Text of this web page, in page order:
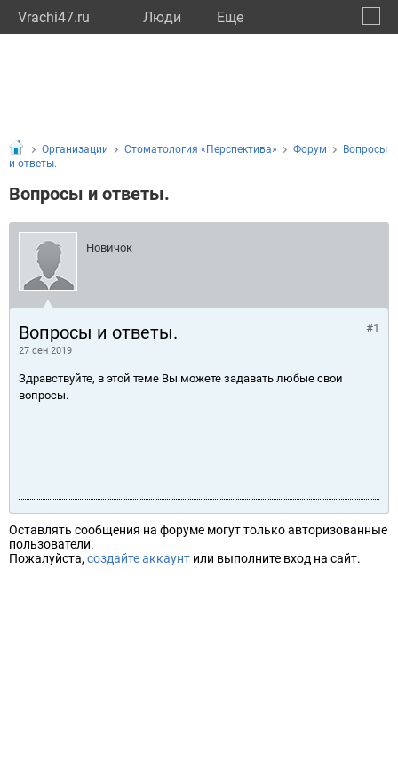
Vrachi47.ru Люди Eще
Организации Стоматология «Перспектива» Форум
Вопросы
и ответы.
Вопросы и ответы.
Новичок
Вопросы и ответы.
27 сен 2019
#1
Здравствуйте, в этой теме Вы можете задавать любые свои
вопросы.
Оставлять сообщения на форуме могут только авторизованные
пользователи.
Пожалуйста, создайте аккаунт или выполните вход на сайт.